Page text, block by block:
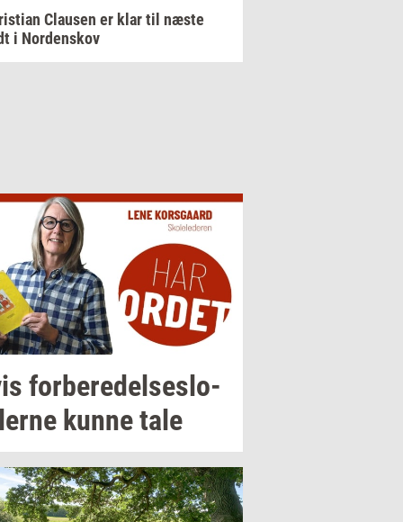
Clausen er klar til næste
i Nordenskov
for­be­re­del­ses­lo­
kunne tale